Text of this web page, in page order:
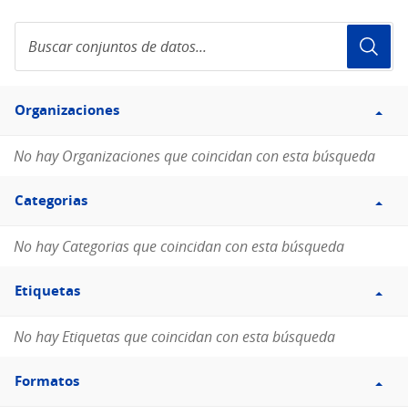
conjuntos
de
Filtro
Organizaciones
Organizaciones
No hay Organizaciones que coincidan con esta búsqueda
Filtro
Categorias
Categorias
No hay Categorias que coincidan con esta búsqueda
Filtro
Etiquetas
Etiquetas
No hay Etiquetas que coincidan con esta búsqueda
Filtro
Formatos
Formatos